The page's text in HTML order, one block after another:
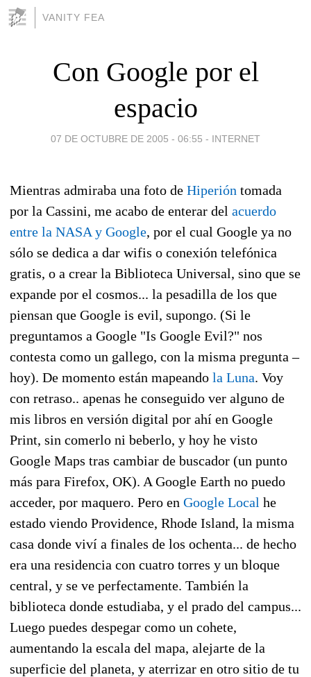
VANITY FEA
Con Google por el
espacio
07 DE OCTUBRE DE 2005 - 06:55 - INTERNET
Mientras admiraba una foto de Hiperión tomada
por la Cassini, me acabo de enterar del acuerdo
entre la NASA y Google, por el cual Google ya no
sólo se dedica a dar wifis o conexión telefónica
gratis, o a crear la Biblioteca Universal, sino que se
expande por el cosmos... la pesadilla de los que
piensan que Google is evil, supongo. (Si le
preguntamos a Google "Is Google Evil?" nos
contesta como un gallego, con la misma pregunta –
hoy). De momento están mapeando la Luna. Voy
con retraso.. apenas he conseguido ver alguno de
mis libros en versión digital por ahí en Google
Print, sin comerlo ni beberlo, y hoy he visto
Google Maps tras cambiar de buscador (un punto
más para Firefox, OK). A Google Earth no puedo
acceder, por maquero. Pero en Google Local he
estado viendo Providence, Rhode Island, la misma
casa donde viví a finales de los ochenta... de hecho
era una residencia con cuatro torres y un bloque
central, y se ve perfectamente. También la
biblioteca donde estudiaba, y el prado del campus...
Luego puedes despegar como un cohete,
aumentando la escala del mapa, alejarte de la
superficie del planeta, y aterrizar en otro sitio de tu